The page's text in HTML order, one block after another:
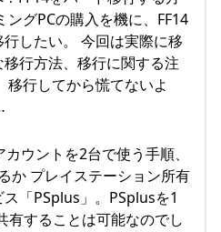
グPCの購入を機に、FF14
したい。 今回は実際に移
行方法、移行に関する注
行してから慌てないよ
ウントを2台で使う手順、
か プレイステーション所有
「PSplus」。PSplusを1
有することは可能なのでし